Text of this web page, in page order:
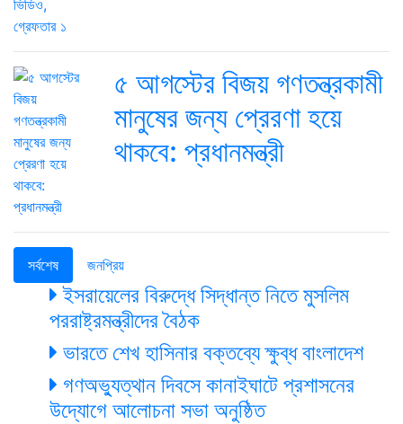
৫ আগস্টের বিজয় গণতন্ত্রকামী
মানুষের জন্য প্রেরণা হয়ে
থাকবে: প্রধানমন্ত্রী
সর্বশেষ জনপ্রিয়
ইসরায়েলের বিরুদ্ধে সিদ্ধান্ত নিতে মুসলিম
পররাষ্ট্রমন্ত্রীদের বৈঠক
ভারতে শেখ হাসিনার বক্তব্যে ক্ষুব্ধ বাংলাদেশ
গণঅভ্যুত্থান দিবসে কানাইঘাটে প্রশাসনের
উদ্যোগে আলোচনা সভা অনুষ্ঠিত